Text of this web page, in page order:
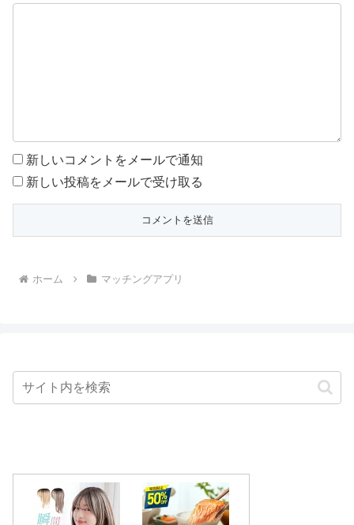
新しいコメントをメールで通知
新しい投稿をメールで受け取る
ホーム マッチングアプリ